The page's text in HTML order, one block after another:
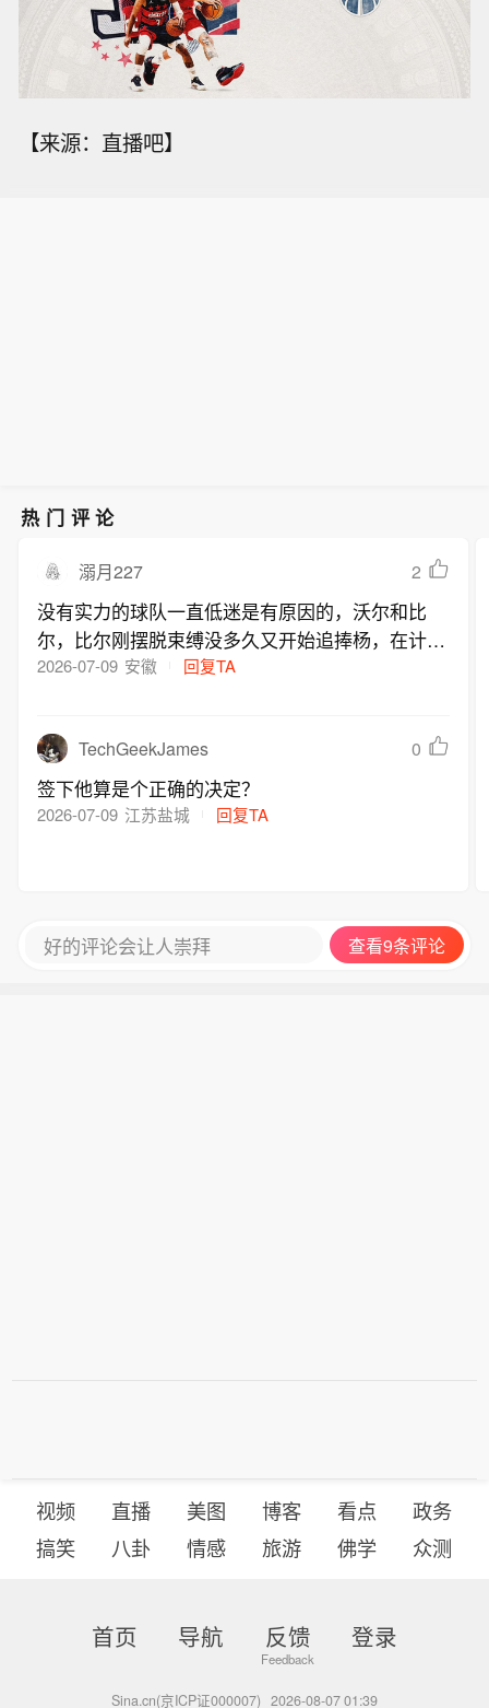
【来源：直播吧】
热门评论
溺月227 2
没有实力的球队一直低迷是有原因的，沃尔和比
尔，比尔刚摆脱束缚没多久又开始追捧杨，在计划
签下浓眉，未来五年季后赛又没戏了
2026-07-09 安徽 回复TA
TechGeekJames 0
签下他算是个正确的决定？
2026-07-09 江苏盐城 回复TA
好的评论会让人崇拜 查看9条评论
视频 直播 美图 博客 看点
政务
搞笑
八卦 情感 旅游 佛学 众测
首页 导航 反馈 登录
Sina.cn(京ICP证000007) 2026-08-07 01:39